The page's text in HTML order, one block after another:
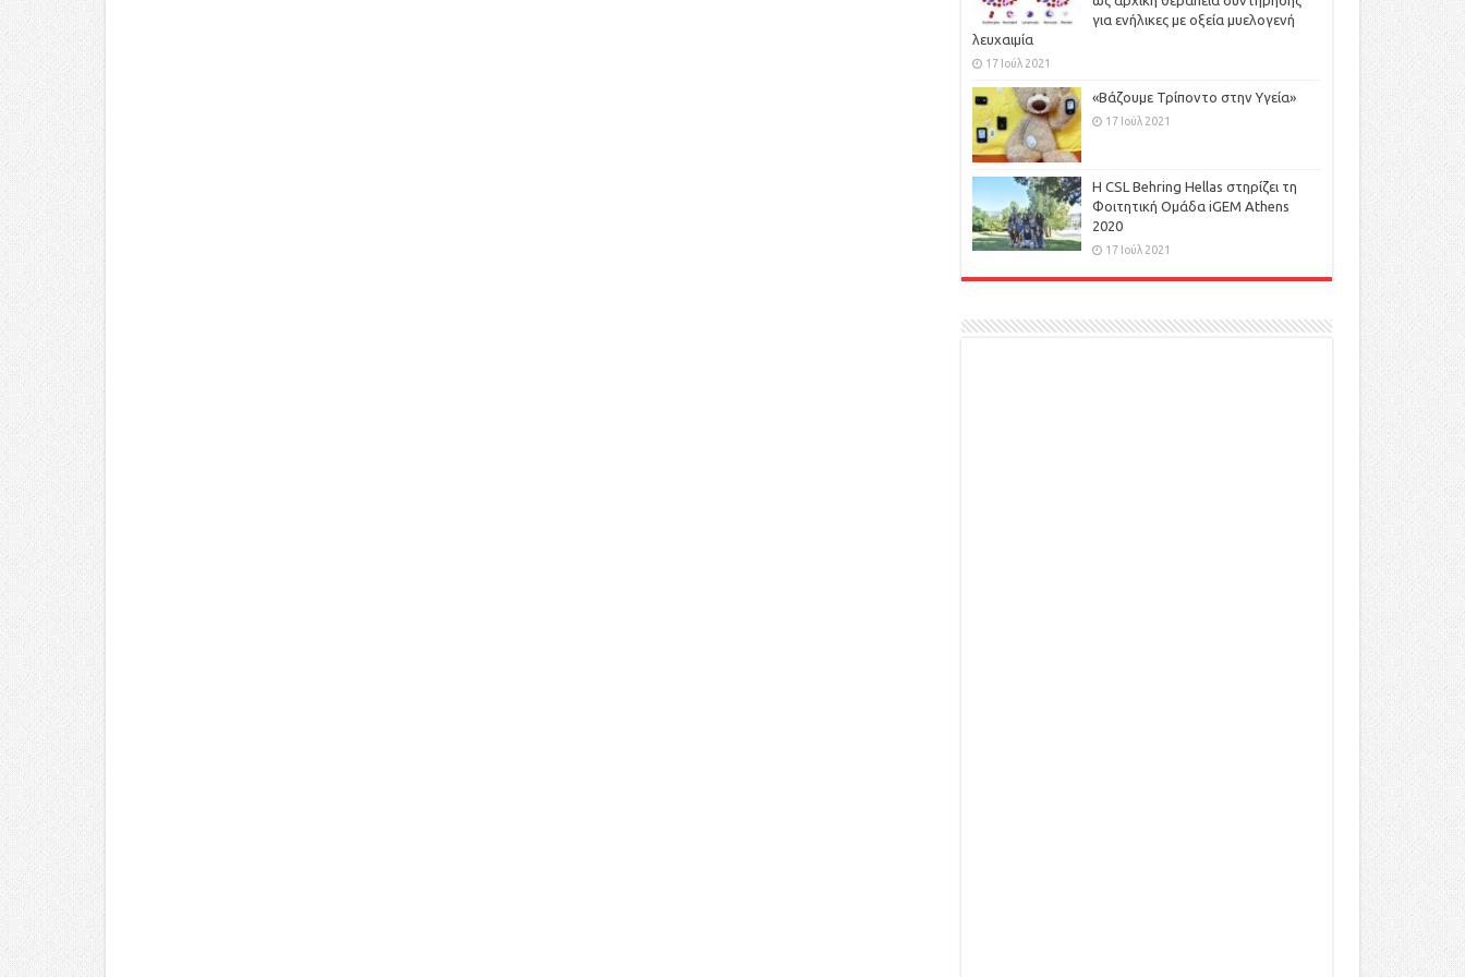
για ενήλικες με οξεία μυελογενή
λευχαιμία
17 Ιούλ 2021
«Βάζουμε Τρίποντο στην Υγεία»
17 Ιούλ 2021
H CSL Behring Hellas στηρίζει τη
Φοιτητική Ομάδα iGEM Athens
2020
17 Ιούλ 2021